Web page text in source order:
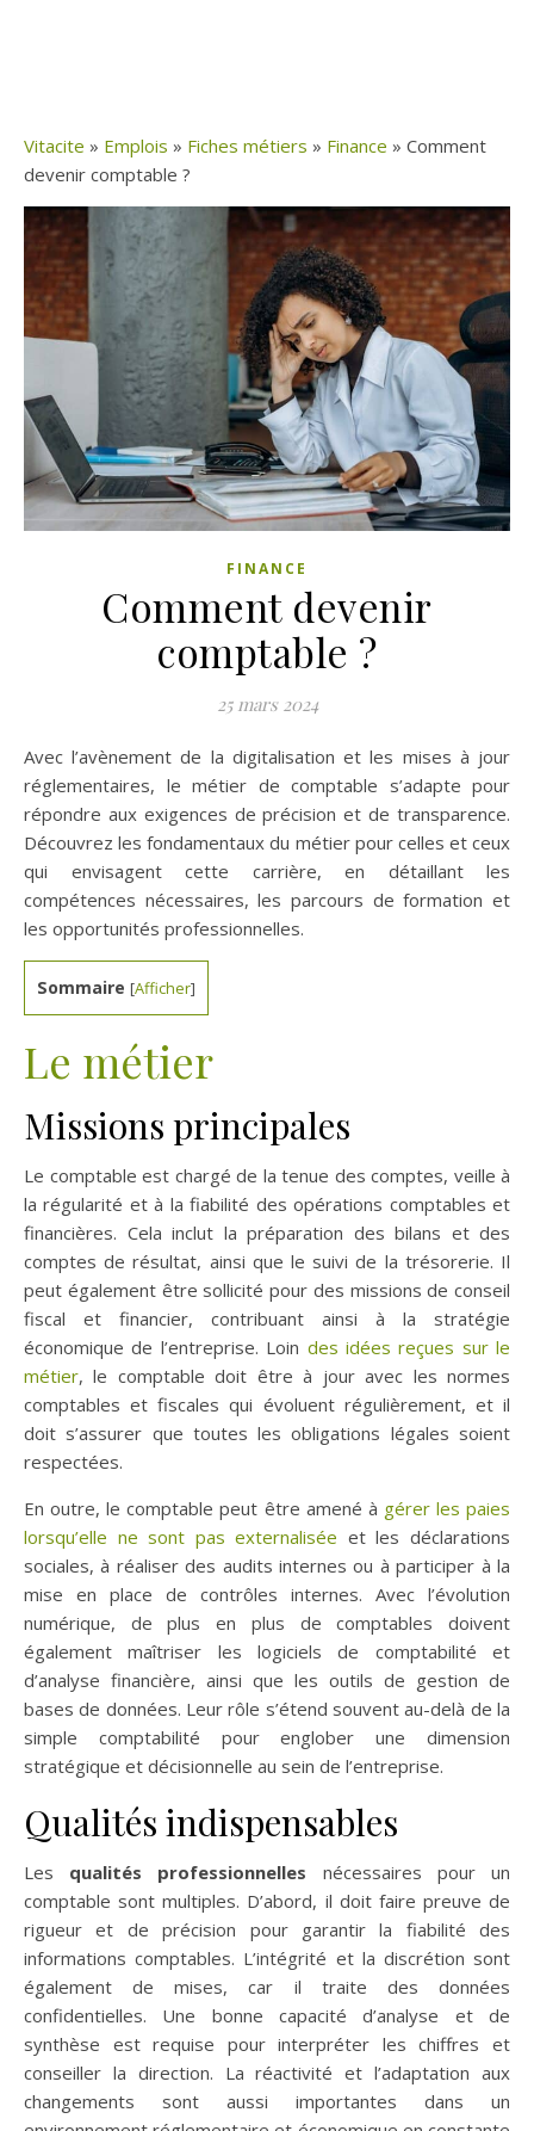
Vitacite » Emplois » Fiches métiers » Finance » Comment
devenir comptable ?
FINANCE
Comment devenir
comptable ?
25 mars 2024
Avec l’avènement de la digitalisation et les mises à jour
réglementaires, le métier de comptable s’adapte pour
répondre aux exigences de précision et de transparence.
Découvrez les fondamentaux du métier pour celles et ceux
qui envisagent cette carrière, en détaillant les
compétences nécessaires, les parcours de formation et
les opportunités professionnelles.
Sommaire [Afficher]
Le métier
Missions principales
Le comptable est chargé de la tenue des comptes, veille à
la régularité et à la fiabilité des opérations comptables et
financières. Cela inclut la préparation des bilans et des
comptes de résultat, ainsi que le suivi de la trésorerie. Il
peut également être sollicité pour des missions de conseil
fiscal et financier, contribuant ainsi à la stratégie
économique de l’entreprise. Loin des idées reçues sur le
métier, le comptable doit être à jour avec les normes
comptables et fiscales qui évoluent régulièrement, et il
doit s’assurer que toutes les obligations légales soient
respectées.
En outre, le comptable peut être amené à gérer les paies
lorsqu’elle ne sont pas externalisée et les déclarations
sociales, à réaliser des audits internes ou à participer à la
mise en place de contrôles internes. Avec l’évolution
numérique, de plus en plus de comptables doivent
également maîtriser les logiciels de comptabilité et
d’analyse financière, ainsi que les outils de gestion de
bases de données. Leur rôle s’étend souvent au-delà de la
simple comptabilité pour englober une dimension
stratégique et décisionnelle au sein de l’entreprise.
Qualités indispensables
Les qualités professionnelles nécessaires pour un
comptable sont multiples. D’abord, il doit faire preuve de
rigueur et de précision pour garantir la fiabilité des
informations comptables. L’intégrité et la discrétion sont
également de mises, car il traite des données
confidentielles. Une bonne capacité d’analyse et de
synthèse est requise pour interpréter les chiffres et
conseiller la direction. La réactivité et l’adaptation aux
changements sont aussi importantes dans un